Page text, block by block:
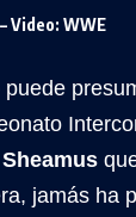
Video: WWE
Sheamus
jamás ha